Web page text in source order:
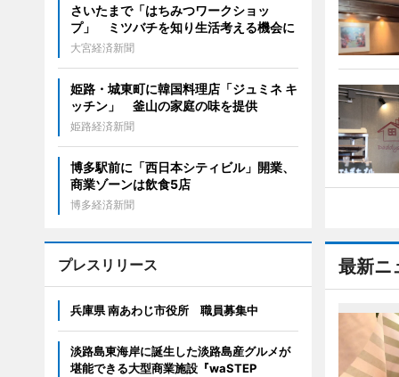
最新ニ
さいたまで「はちみつワークショッ
プ」 ミツバチを知り生活考える機会に
大宮経済新聞
姫路・城東町に韓国料理店「ジュミネ キ
ッチン」 釜山の家庭の味を提供
姫路経済新聞
博多駅前に「西日本シティビル」開業、
商業ゾーンは飲食5店
博多経済新聞
プレスリリース
兵庫県 南あわじ市役所 職員募集中
淡路島東海岸に誕生した淡路島産グルメが
堪能できる大型商業施設『waSTEP